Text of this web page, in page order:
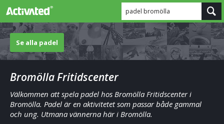
padel bromölla
Se alla padel
Bromölla Fritidscenter
Välkommen att spela padel hos Bromölla Fritidscenter i
Bromölla. Padel är en aktivitetet som passar både gammal
och ung. Utmana vännerna här i Bromölla.